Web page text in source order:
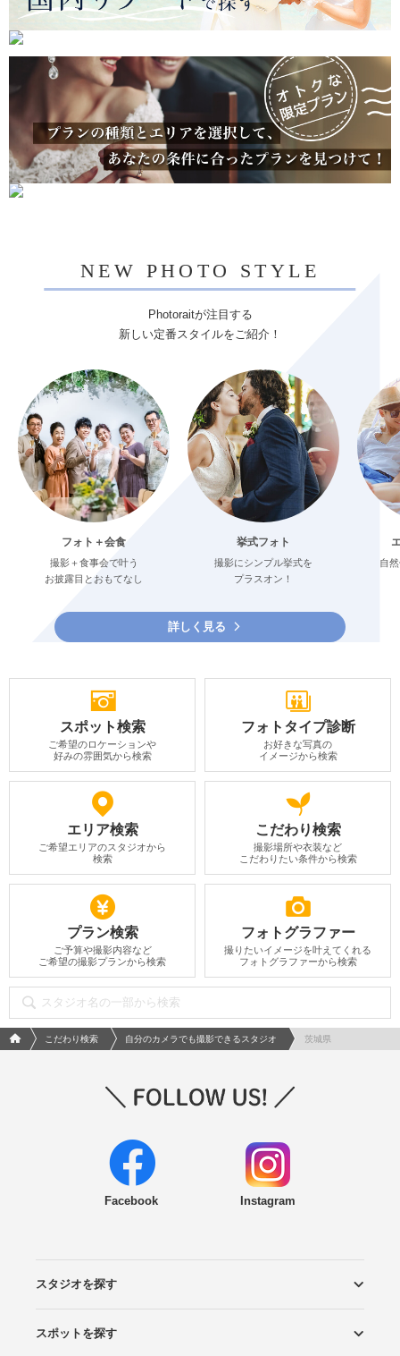
NEW PHOTO STYLE
Photoraitが注目する
新しい定番スタイルをご紹介！
フォト＋会食
撮影＋食事会で叶う
お披露目とおもてなし
挙式フォト
撮影にシンプル挙式を
プラスオン！
自
詳しく見る
スポット検索
ご希望のロケーションや
好みの雰囲気から検索
フォトタイプ診断
お好きな写真の
イメージから検索
エリア検索
ご希望エリアのスタジオから
検索
こだわり検索
撮影場所や衣装など
こだわりたい条件から検索
プラン検索
ご予算や撮影内容など
ご希望の撮影プランから検索
フォトグラファー
撮りたいイメージを叶えてくれる
フォトグラファーから検索
フォトウエディング/結婚写真のPhotorait ホーム
こだわり検索 自分のカメラでも撮影できるスタジオ 茨城県
Facebook Instagram
スタジオを探す
エリアから探す
こだわりから探す
NEW PHOTO STYLE
プランから探す
フォトタイプ診断
フォトグラファーから探す
国内リゾートから探す
スポットを探す